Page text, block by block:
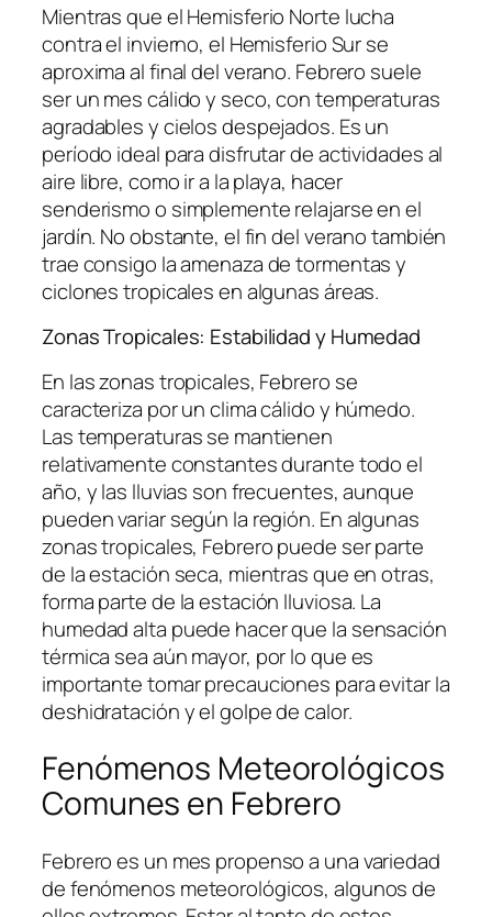
Mientras que el Hemisferio Norte lucha
contra el invierno, el Hemisferio Sur se
aproxima al final del verano. Febrero suele
ser un mes cálido y seco, con temperaturas
agradables y cielos despejados. Es un
período ideal para disfrutar de actividades al
aire libre, como ir a la playa, hacer
senderismo o simplemente relajarse en el
jardín. No obstante, el fin del verano también
trae consigo la amenaza de tormentas y
ciclones tropicales en algunas áreas.
Zonas Tropicales: Estabilidad y Humedad
En las zonas tropicales, Febrero se
caracteriza por un clima cálido y húmedo.
Las temperaturas se mantienen
relativamente constantes durante todo el
año, y las lluvias son frecuentes, aunque
pueden variar según la región. En algunas
zonas tropicales, Febrero puede ser parte
de la estación seca, mientras que en otras,
forma parte de la estación lluviosa. La
humedad alta puede hacer que la sensación
térmica sea aún mayor, por lo que es
importante tomar precauciones para evitar la
deshidratación y el golpe de calor.
Fenómenos Meteorológicos
Comunes en Febrero
Febrero es un mes propenso a una variedad
de fenómenos meteorológicos, algunos de